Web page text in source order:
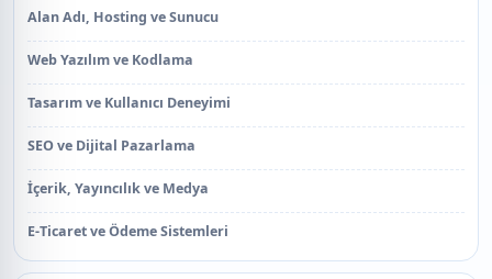
Alan Adı, Hosting ve Sunucu
Web Yazılım ve Kodlama
Tasarım ve Kullanıcı Deneyimi
SEO ve Dijital Pazarlama
İçerik, Yayıncılık ve Medya
E-Ticaret ve Ödeme Sistemleri